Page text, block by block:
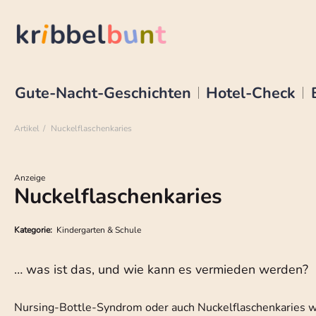
Gute-Nacht-Geschichten Hotel-Check
Artikel Nuckelflaschenkaries
Anzeige
Nuckelflaschenkaries
Kategorie: Kindergarten & Schule
… was ist das, und wie kann es vermieden werden?
Nursing-Bottle-Syndrom oder auch Nuckelflaschenkaries